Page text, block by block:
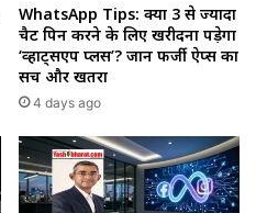
WhatsApp Tips: क्या 3 से ज्यादा
चैट पिन करने के लिए खरीदना पड़ेगा
‘व्हाट्सएप प्लस’? जानें फर्जी ऐप्स का
सच और खतरा
4 days ago